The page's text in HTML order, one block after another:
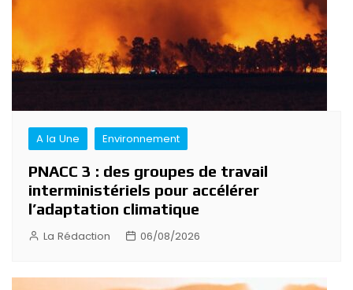
A la Une Environnement
PNACC 3 : des groupes de travail
interministériels pour accélérer
l’adaptation climatique
La Rédaction 06/08/2026